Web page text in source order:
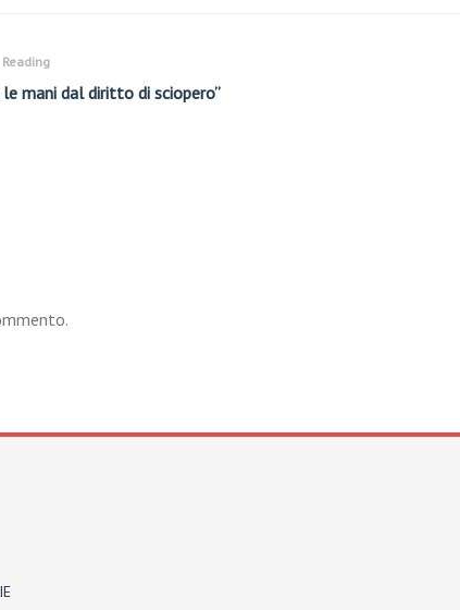
mani dal diritto di sciopero”